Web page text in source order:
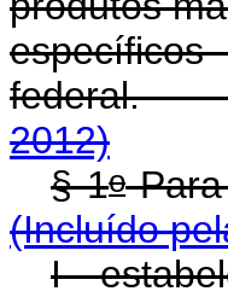
2012)
§ 1o
(Incluído
I -